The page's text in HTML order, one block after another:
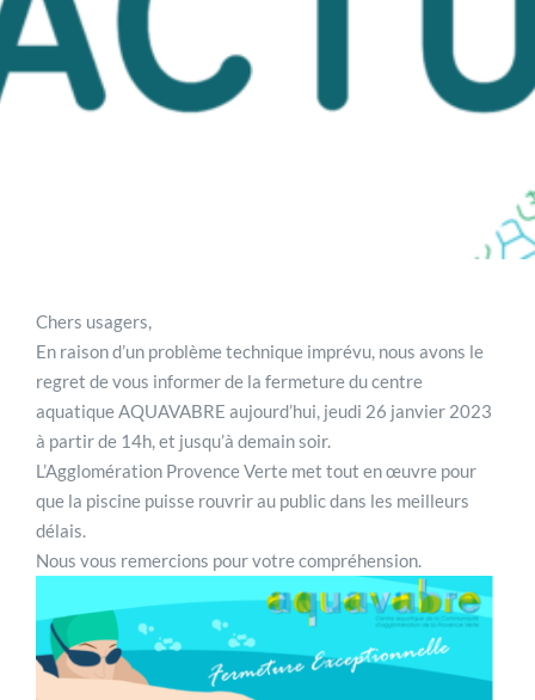
Chers usagers,
En raison d’un problème technique imprévu, nous avons le
regret de vous informer de la fermeture du centre
aquatique AQUAVABRE aujourd’hui, jeudi 26 janvier 2023
à partir de 14h, et jusqu’à demain soir.
L’Agglomération Provence Verte met tout en œuvre pour
que la piscine puisse rouvrir au public dans les meilleurs
délais.
Nous vous remercions pour votre compréhension.